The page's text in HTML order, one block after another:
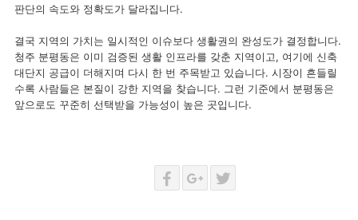
판단의 속도와 정확도가 달라집니다.
결국 지역의 가치는 일시적인 이슈보다 생활권의 완성도가 결정합니다.
청주 분평동은 이미 검증된 생활 인프라를 갖춘 지역이고, 여기에 신축
대단지 공급이 더해지며 다시 한 번 주목받고 있습니다. 시장이 흔들릴
수록 사람들은 본질이 강한 지역을 찾습니다. 그런 기준에서 분평동은
앞으로도 꾸준히 선택받을 가능성이 높은 곳입니다.